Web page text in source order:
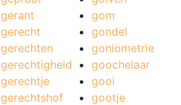
gerant
gerecht
gerechten
gerechtigheid
gerechtje
gerechtshof
gom
gondel
goniometrie
goochelaar
gooi
gootje